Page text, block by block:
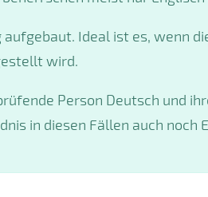
Ideal ist es, wenn
wird.
Person Deutsch und
in diesen Fällen auch noch